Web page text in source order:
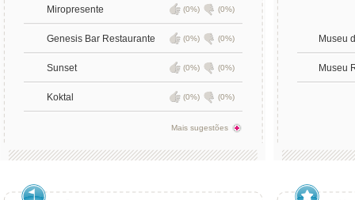
Miropresente (0%) (0%)
Genesis Bar Restaurante (0%) (0%)
Sunset (0%) (0%)
Koktal (0%) (0%)
Mais sugestões
Museu
Museu